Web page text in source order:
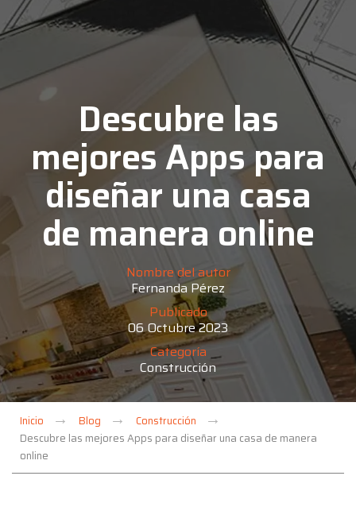
Descubre las
mejores Apps para
diseñar una casa
de manera online
Nombre del autor
Fernanda Pérez
Publicado
06 Octubre 2023
Categoría
Construcción
Inicio Blog
Construcción
Descubre las mejores Apps para diseñar una casa de manera
online